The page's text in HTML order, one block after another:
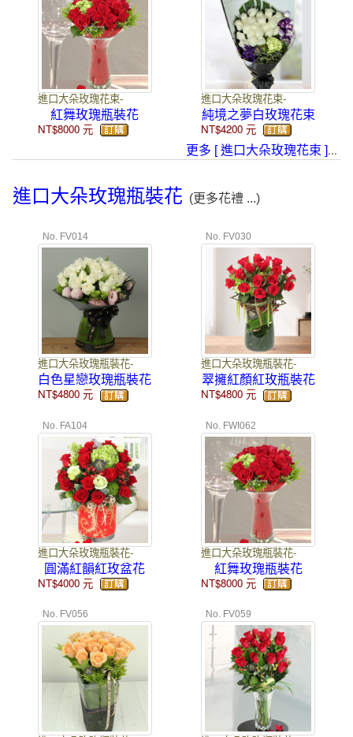
進口大朵玫瑰花束-
紅舞玫瑰瓶裝花
NT$8000元
進口大朵玫瑰花束-
純境之夢白玫瑰花束
NT$4200 元
更多 [ 進口大朵玫瑰花束 ]...
進口大朵玫瑰瓶裝花 (更多花禮 ...)
No. FV014
進口大朵玫瑰瓶裝花-
白色星戀玫瑰瓶裝花
NT$4800元
No. FV030
進口大朵玫瑰瓶裝花-
翠擁紅顏紅玫瓶裝花
NT$4800 元
No. FA104
進口大朵玫瑰瓶裝花-
圓滿紅韻紅玫盆花
NT$4000元
No. FWI062
進口大朵玫瑰瓶裝花-
紅舞玫瑰瓶裝花
NT$8000 元
No. FV056 No. FV059